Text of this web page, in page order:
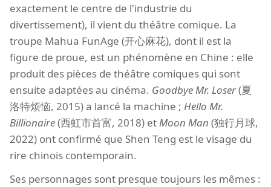
exactement le centre de l'industrie du
divertissement), il vient du théâtre comique. La
troupe Mahua FunAge (开心麻花), dont il est la
figure de proue, est un phénomène en Chine : elle
produit des pièces de théâtre comiques qui sont
ensuite adaptées au cinéma. Goodbye Mr. Loser(夏
洛特烦恼, 2015) a lancé la machine ; Hello Mr.
Billionaire(西虹市首富, 2018) etMoon Man (独行月球,
2022) ont confirmé que Shen Teng est le visage du
rire chinois contemporain.
Ses personnages sont presque toujours les mêmes :